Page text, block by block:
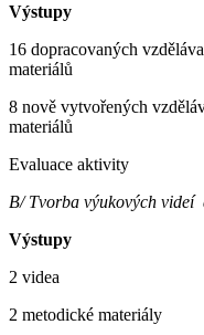
Výstupy
16 dopracovaných
materiálů
8 nově vytvořených
materiálů
Evaluace aktivity
B/ Tvorba výukových videí
Výstupy
2 videa
2 metodické materiály